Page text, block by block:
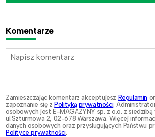
Komentarze
Zamieszczając komentarz akceptujesz Regulamin
zapoznanie się zPolityką prywatności .
osobowych jest E-MAGAZYNY sp. z o.o. z siedzibą
ul.Szturmowa 2, 02-678 Warszawa. Więcej
danych osobowych oraz przysługujących Państwu
Polityce prywatności